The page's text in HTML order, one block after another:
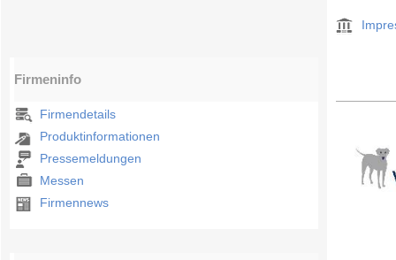
Firmeninfo
Firmendetails
Produktinformationen
Pressemeldungen
Messen
Firmennews